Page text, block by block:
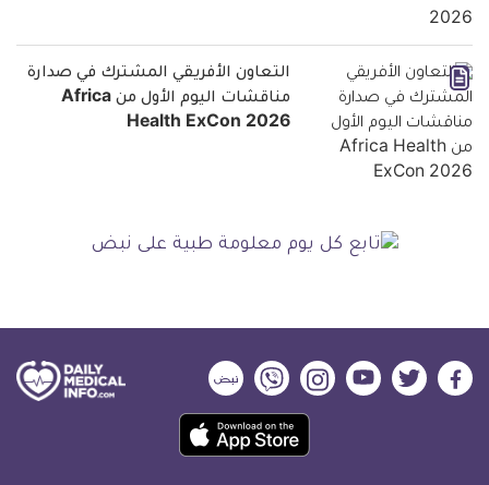
التعاون الأفريقي المشترك في صدارة
مناقشات اليوم الأول من Africa
Health ExCon 2026
ديلي
ديلي
ديلي
ميديكال
ديلي
ميديكال
انفو
ديلي
ميديكال
انفو
ديلي
ميديكال
انفو
حمل
تطبيق